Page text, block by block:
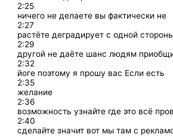
2:25
ничего не делаете вы фактически не
2:27
растёте деградирует с одной
2:29
другой не даёте шанс людям
2:32
йоге поэтому я прошу вас Если есть
2:35
желание
2:36
возможность узнайте где это всё
2:40
сделайте значит вот мы там с